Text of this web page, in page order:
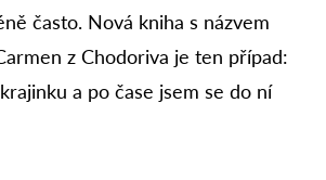
často. Nová kniha s názvem
z Chodoriva je ten případ:
a po čase jsem se do ní